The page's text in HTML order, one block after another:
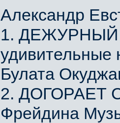
Александр
1. ДЕЖУРНЫЙ
Булата
2. ДОГОРАЕТ
Фрейдина